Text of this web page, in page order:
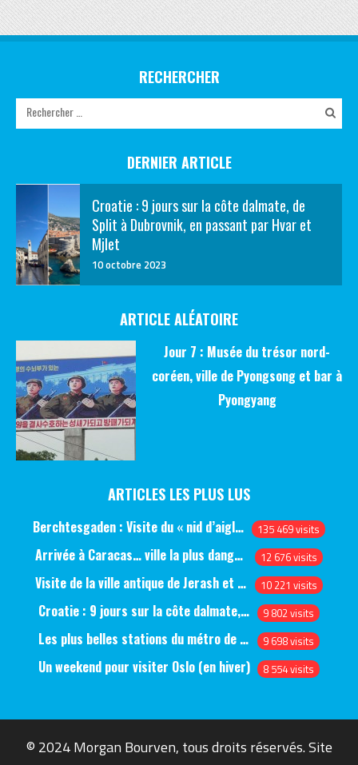
RECHERCHER
DERNIER ARTICLE
Croatie : 9 jours sur la côte dalmate, de
Split à Dubrovnik, en passant par Hvar et
Mjlet
10 octobre 2023
ARTICLE ALÉATOIRE
Jour 7 : Musée du trésor nord-
coréen, ville de Pyongsong et bar à
Pyongyang
ARTICLES LES PLUS LUS
Berchtesgaden : Visite du « nid d’aigle » et des bunkers d’Hitler 135 469 visits
Arrivée à Caracas… ville la plus dangereuse du monde (jour 1) 12 676 visits
Visite de la ville antique de Jerash et du château d’Ajlun (jour 1) 10 221 visits
Croatie : 9 jours sur la côte dalmate, de Split à Dubrovnik, en passant par Hvar et Mjlet 9 802 visits
Les plus belles stations du métro de Saint-Pétersbourg 9 698 visits
Un weekend pour visiter Oslo (en hiver) 8 554 visits
© 2024 Morgan Bourven, tous droits réservés. Site